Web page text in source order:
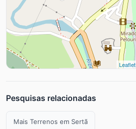
Leaflet
Pesquisas relacionadas
Mais Terrenos em Sertã